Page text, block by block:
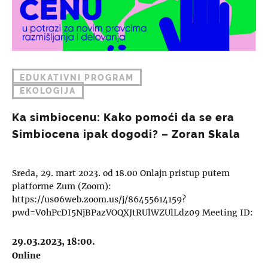
EDUKATIVNI PROGRAM
EKOLOGIJA
Ka simbiocenu: Kako pomoći da se era
Simbiocena ipak dogodi? – Zoran Skala
Sreda, 29. mart 2023. od 18.00 Onlajn pristup putem
platforme Zum (Zoom):
https://us06web.zoom.us/j/86455614159?
pwd=V0hPcDI5NjBPazVOQXJtRUlWZUlLdz09 Meeting ID:
29.03.2023, 18:00.
Online